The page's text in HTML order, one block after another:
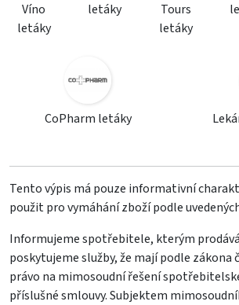
Víno
letáky
letáky
Tours
letáky
CoPharm letáky
Tento výpis má pouze informativní
použit pro vymáhání zboží podle
Informujeme spotřebitele, kterým
poskytujeme služby, že mají podle zákona
právo na mimosoudní řešení
příslušné smlouvy. Subjektem